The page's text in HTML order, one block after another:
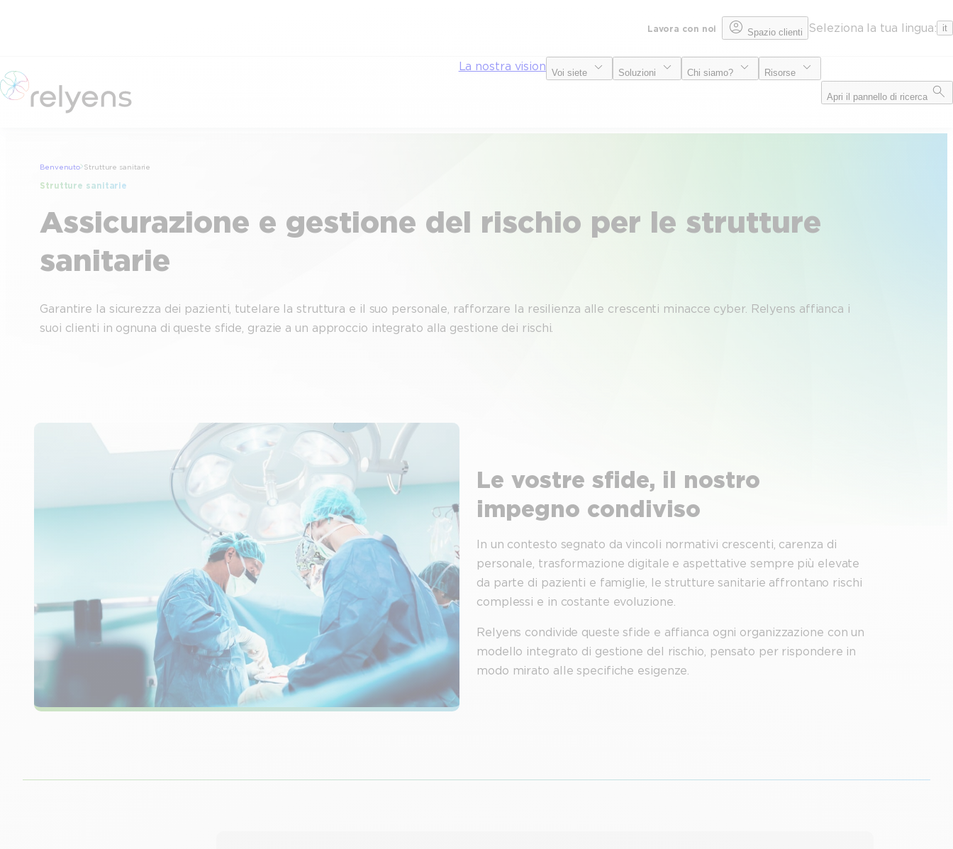
Lavora con noi Spazio clienti Seleziona la tua lingua: it
La nostra vision Voi siete Soluzioni Chi siamo? Risorse
Apri il pannello di ricerca
Benvenuto Strutture sanitarie
Strutture sanitarie
Assicurazione e gestione del rischio per le strutture
sanitarie
Garantire la sicurezza dei pazienti, tutelare la struttura e il suo personale, rafforzare la resilienza alle crescenti minacce cyber. Relyens affianca i
suoi clienti in ognuna di queste sfide, grazie a un approccio integrato alla gestione dei rischi.
Le vostre sfide, il nostro
impegno condiviso
In un contesto segnato da vincoli normativi crescenti, carenza di
personale, trasformazione digitale e aspettative sempre più elevate
da parte di pazienti e famiglie, le strutture sanitarie affrontano rischi
complessi e in costante evoluzione.
Relyens condivide queste sfide e affianca ogni organizzazione con un
modello integrato di gestione del rischio, pensato per rispondere in
modo mirato alle specifiche esigenze .